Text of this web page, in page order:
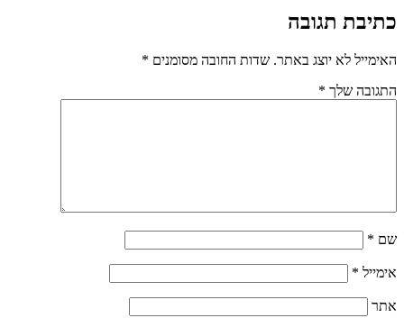
כתיבת תגובה
האימייל לא יוצג באתר. שדות החובה מסומנים *
התגובה שלך *
שם *
אימייל *
אתר